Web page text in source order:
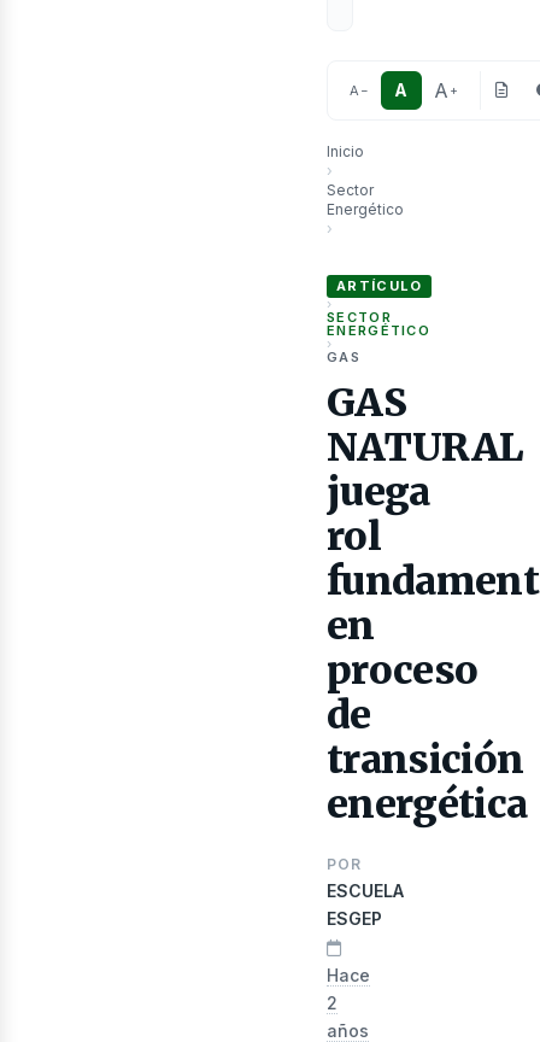
A − A A +
Inicio
›
Sector
Energético
›
ARTÍCULO
›
SECTOR
ENERGÉTICO
›
GAS
GAS
NATURAL
juega
rol
en
proceso
de
transición
energética
POR
ESCUELA
ESGEP
Hace
2
años